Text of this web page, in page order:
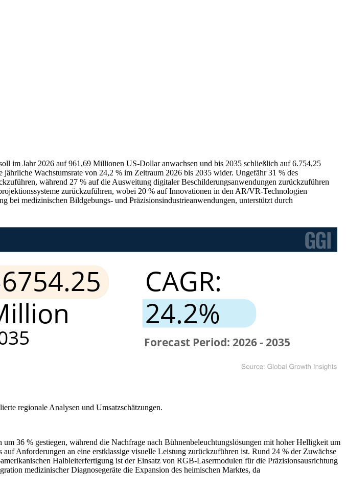
im Jahr 2026 auf 961,69 Millionen US-Dollar anwachsen und bis 2035 schließlich auf 6.754,25
Wachstumsrate von 24,2 % im Zeitraum 2026 bis 2035 wider. Ungefähr 31 % des
während 27 % auf die Ausweitung digitaler Beschilderungsanwendungen zurückzuführen
zurückzuführen, wobei 20 % auf Innovationen in den AR/VR-Technologien
medizinischen Bildgebungs- und Präzisionsindustrieanwendungen, unterstützt durch
regionale Analysen und Umsatzschätzungen.
36 % gestiegen, während die Nachfrage nach Bühnenbeleuchtungslösungen mit hoher Helligkeit um
Anforderungen an eine erstklassige visuelle Leistung zurückzuführen ist. Rund 24 % der Zuwächse
Halbleiterfertigung ist der Einsatz von RGB-Lasermodulen für die Präzisionsausrichtung
medizinischer Diagnosegeräte die Expansion des heimischen Marktes, da